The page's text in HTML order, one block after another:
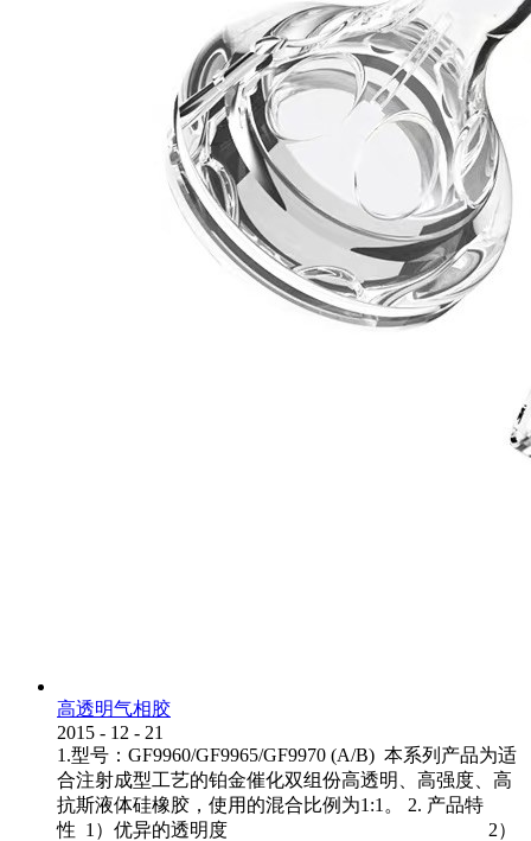
高透明气相胶
2015 - 12 - 21
1.型号：GF9960/GF9965/GF9970 (A/B) 本系列产品为适
合注射成型工艺的铂金催化双组份高透明、高强度、高
抗斯液体硅橡胶，使用的混合比例为1:1。 2. 产品特
性 1）优异的透明度 2）